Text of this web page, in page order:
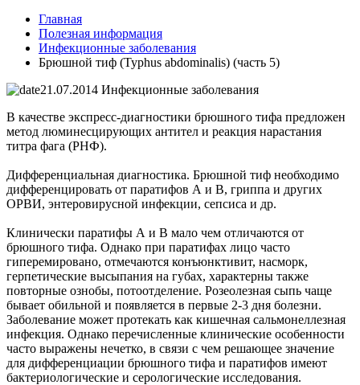
Главная
Полезная информация
Инфекционные заболевания
Брюшной тиф (Typhus abdominalis) (часть 5)
21.07.2014 Инфекционные заболевания
В качестве экспресс-диагностики брюшного тифа предложен
метод люминесцирующих антител и реакция нарастания
титра фага (РНФ).
Дифференциальная диагностика. Брюшной тиф необходимо
дифференцировать от паратифов А и В, гриппа и других
ОРВИ, энтеровирусной инфекции, сепсиса и др.
Клинически паратифы А и В мало чем отличаются от
брюшного тифа. Однако при паратифах лицо часто
гиперемировано, отмечаются конъюнктивит, насморк,
герпетические высыпания на губах, характерны также
повторные ознобы, потоотделение. Розеолезная сыпь чаще
бывает обильной и появляется в первые 2-3 дня болезни.
Заболевание может протекать как кишечная сальмонеллезная
ин­фекция. Однако перечисленные клинические особенности
часто выражены нечетко, в связи с чем решающее значение
для дифференциации брюшного тифа и паратифов имеют
бактериологические и серологические исследования.